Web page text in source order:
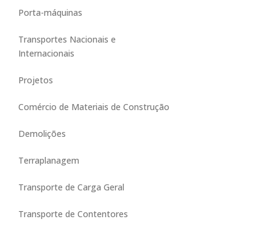
Porta-máquinas
Transportes Nacionais e
Internacionais
Projetos
Comércio de Materiais de Construção
Demolições
Terraplanagem
Transporte de Carga Geral
Transporte de Contentores